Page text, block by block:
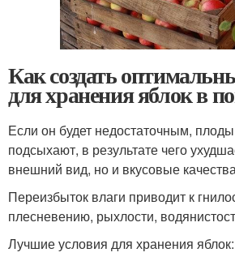
Как создать
для хранения яблок в
Если он будет недостаточным,
подсыхают, в результате чего
внешний вид, но и вкусовые
Переизбыток влаги приводит к
плесневению, рыхлости,
Лучшие условия для хранения яблок: